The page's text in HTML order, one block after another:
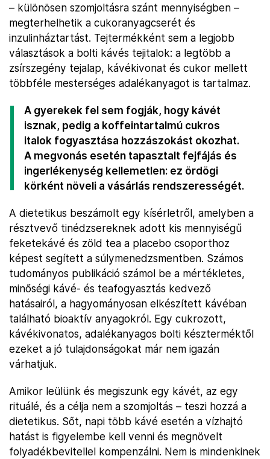
– különösen szomjoltásra szánt mennyiségben –
megterhelhetik a cukoranyagcserét és
inzulinháztartást. Tejtermékként sem a legjobb
választások a bolti kávés tejitalok: a legtöbb a
zsírszegény tejalap, kávékivonat és cukor mellett
többféle mesterséges adalékanyagot is tartalmaz.
A gyerekek fel sem fogják, hogy kávét
isznak, pedig a koffeintartalmú cukros
italok fogyasztása hozzászokást okozhat.
A megvonás esetén tapasztalt fejfájás és
ingerlékenység kellemetlen: ez ördögi
körként növeli a vásárlás rendszerességét.
A dietetikus beszámolt egy kísérletről, amelyben a
résztvevő tinédzsereknek adott kis mennyiségű
feketekávé és zöld tea a placebo csoporthoz
képest segített a súlymenedzsmentben. Számos
tudományos publikáció számol be a mértékletes,
minőségi kávé- és teafogyasztás kedvező
hatásairól, a hagyományosan elkészített kávéban
található bioaktív anyagokról. Egy cukrozott,
kávékivonatos, adalékanyagos bolti készterméktől
ezeket a jó tulajdonságokat már nem igazán
várhatjuk.
Amikor leülünk és megiszunk egy kávét, az egy
rituálé, és a célja nem a szomjoltás – teszi hozzá a
dietetikus. Sőt, napi több kávé esetén a vízhajtó
hatást is figyelembe kell venni és megnövelt
folyadékbevitellel kompenzálni. Nem is mindenkinek